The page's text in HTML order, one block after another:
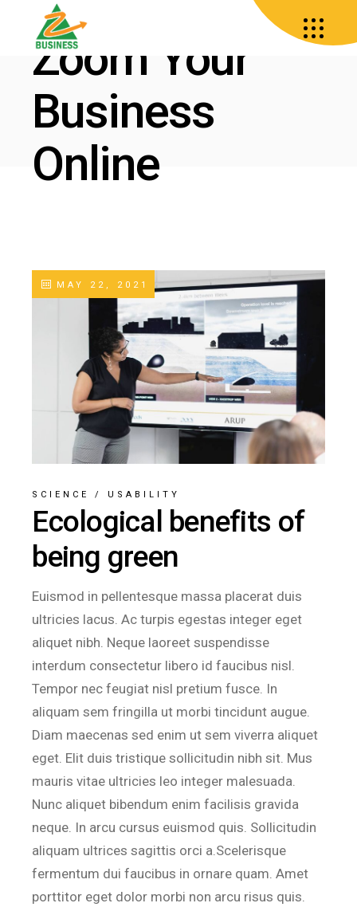
Zoom Your
Business
Online
MAY 22, 2021
SCIENCE / USABILITY
Ecological benefits of
being green
Euismod in pellentesque massa placerat duis
ultricies lacus. Ac turpis egestas integer eget
aliquet nibh. Neque laoreet suspendisse
interdum consectetur libero id faucibus nisl.
Tempor nec feugiat nisl pretium fusce. In
aliquam sem fringilla ut morbi tincidunt augue.
Diam maecenas sed enim ut sem viverra aliquet
eget. Elit duis tristique sollicitudin nibh sit. Mus
mauris vitae ultricies leo integer malesuada.
Nunc aliquet bibendum enim facilisis gravida
neque. In arcu cursus euismod quis. Sollicitudin
aliquam ultrices sagittis orci a.Scelerisque
fermentum dui faucibus in ornare quam. Amet
porttitor eget dolor morbi non arcu risus quis.